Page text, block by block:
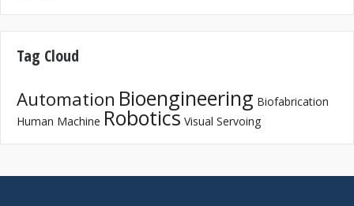
Tag Cloud
Automation Bioengineering Biofabrication
Human Machine Robotics Visual Servoing